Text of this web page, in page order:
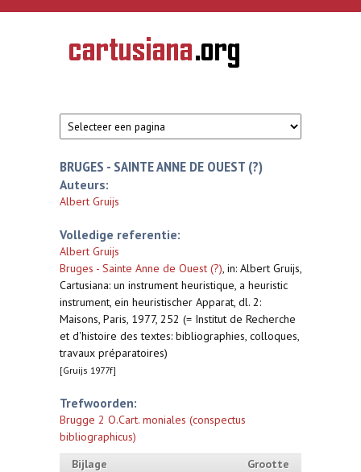
Overslaan en naar de inhoud gaan
CARTUSIANA
Geschiedenis
van de
BRUGES - SAINTE ANNE DE OUEST (?)
Auteurs:
Albert Gruijs
Volledige referentie:
Albert Gruijs
Bruges - Sainte Anne de Ouest (?), in: Albert Gruijs,
Cartusiana: un instrument heuristique, a heuristic
instrument, ein heuristischer Apparat, dl. 2:
Maisons, Paris, 1977, 252 (= Institut de Recherche
et d'histoire des textes: bibliographies, colloques,
travaux préparatoires)
[Gruijs 1977f]
Trefwoorden:
Brugge 2 O.Cart. moniales (conspectus
bibliographicus)
Bijlage
Grootte